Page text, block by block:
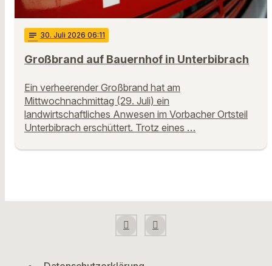
notes 30. Juli 2026 06:11
Großbrand auf Bauernhof in Unterbibrach
Ein verheerender Großbrand hat am
Mittwochnachmittag (29. Juli) ein
landwirtschaftliches Anwesen im Vorbacher Ortsteil
Unterbibrach erschüttert. Trotz eines …